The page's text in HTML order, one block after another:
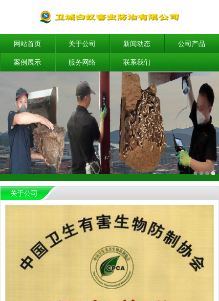
网站首页 关于公司 新闻动态 公司产品
案例展示 服务网络 联系我们
关于公司